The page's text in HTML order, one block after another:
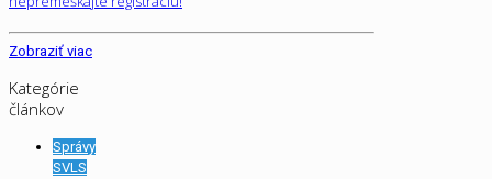
Zobraziť viac
Kategórie
článkov
Správy
SVLS